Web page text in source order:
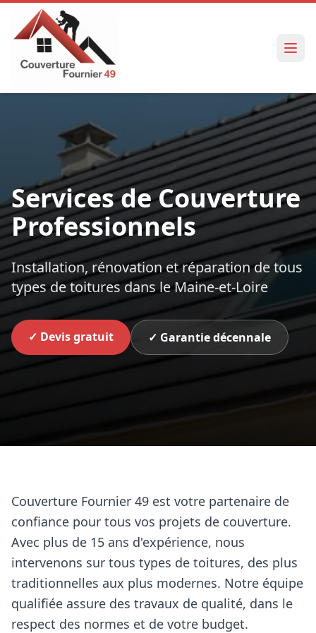
Services de Couverture
Professionnels
Installation, rénovation et réparation de tous
types de toitures dans le Maine-et-Loire
✓ Devis gratuit ✓ Garantie décennale
Couverture Fournier 49 est votre partenaire de
confiance pour tous vos projets de couverture.
Avec plus de 15 ans d'expérience, nous
intervenons sur tous types de toitures, des plus
traditionnelles aux plus modernes. Notre équipe
qualifiée assure des travaux de qualité, dans le
respect des normes et de votre budget.